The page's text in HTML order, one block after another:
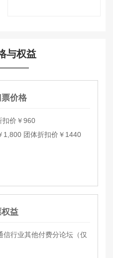
与权益
价格
扣价￥960
1,800 团体折扣价￥1440
益
行业其他付费分论坛（仅